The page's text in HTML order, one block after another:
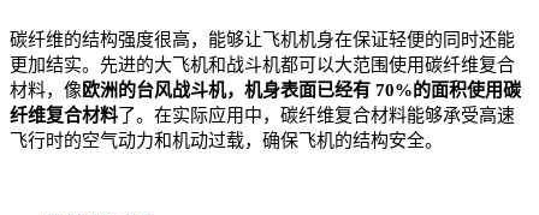
碳纤维的结构强度很高，能够让飞机机身在保证轻便的同时还能
更加结实。先进的大飞机和战斗机都可以大范围使用碳纤维复合
材料，像欧洲的台风战斗机，机身表面已经有 70%的面积使用碳
纤维复合材料了。在实际应用中，碳纤维复合材料能够承受高速
飞行时的空气动力和机动过载，确保飞机的结构安全。